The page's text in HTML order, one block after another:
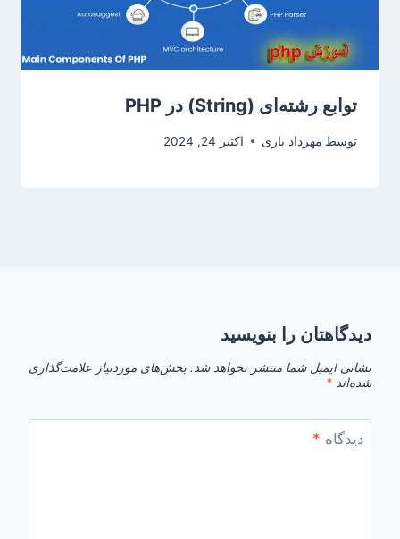
توابع رشته‌ای (String) در PHP
توسط مهرداد یاری اکتبر 24, 2024
دیدگاهتان را بنویسید
نشانی ایمیل شما منتشر نخواهد شد. بخش‌های موردنیاز علامت‌گذاری
شده‌اند *
دیدگاه *